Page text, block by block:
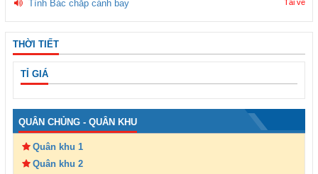
Tình Bác chắp cánh bay Tải về
THỜI TIẾT
TỈ GIÁ
QUÂN CHỦNG - QUÂN KHU
Quân khu 1
Quân khu 2